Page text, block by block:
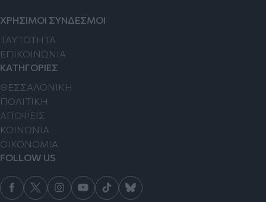
ΧΡΗΣΙΜΟΙ ΣΥΝΔΕΣΜΟΙ
TAYTOTHTA
ΕΠΙΚΟΙΝΩΝΙΑ
ΚΑΤΗΓΟΡΙΕΣ
ΘΕΣΣΑΛΟΝΙΚΗ
ΠΟΛΙΤΙΚΗ
ΑΠΟΨΕΙΣ
ΚΟΙΝΩΝΙΑ
ΟΙΚΟΝΟΜΙΑ
FOLLOW US